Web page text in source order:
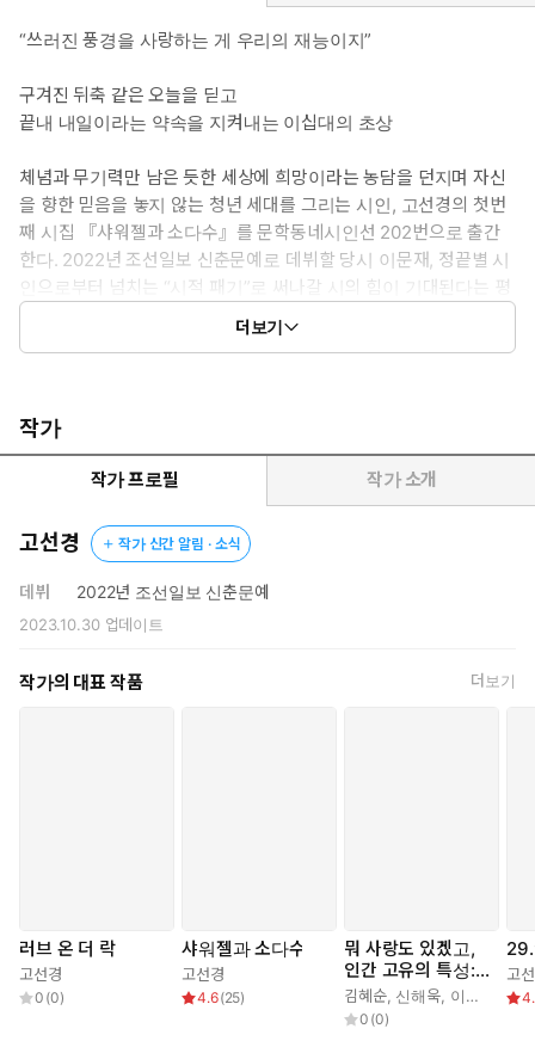
“쓰러진 풍경을 사랑하는 게 우리의 재능이지”
구겨진 뒤축 같은 오늘을 딛고
끝내 내일이라는 약속을 지켜내는 이십대의 초상
체념과 무기력만 남은 듯한 세상에 희망이라는 농담을 던지며 자신
을 향한 믿음을 놓지 않는 청년 세대를 그리는 시인, 고선경의 첫번
째 시집 『샤워젤과 소다수』를 문학동네시인선 202번으로 출간
한다. 2022년 조선일보 신춘문예로 데뷔할 당시 이문재, 정끝별 시
인으로부터 넘치는 “시적 패기”로 써나갈 시의 힘이 기대된다는 평
을 받은 시인은, 이십대의 현실을 핍진하게 그려냄과 동시에 수상
소감에서 밝혔듯 “무궁무진하고 이상한 미래”로 씩씩하게 걸어나가
문화 요소들을 배치해 읽는 이를 공감과 향수로 가득한 시세계 속으
로 끌어들인다. 딴청과도 같은 회상이 끝나고 돌아온 현재는 그러나
지고 또 지는 게임의 연속이다. 시인은 자조적이면서도 능청스러운
유머로 청년들의 고단한 현실을 비틀고, 미지의 내일에 향기롭고 경
쾌한 상상을 덧입힌다. 너머를 상상할 수 있기에 앞으로를 다짐하고,
사랑을 약속하며, 끝없는 소망을 품게 된다는 것을 보여주는 시편들
에서, 새로운 가능성을 꿈꿈으로써 또 한번 오늘을 살아내는 이들의
목소리가 들려오는 듯하다.
어
_「유통기한이 지난 약은 약국에 버려주시면 됩니다」에서
고선경의 시들은 교환일기를 쓰고 무한궤도와 패닉, 다프트 펑크를
더보기
작가
작가 프로필 작가 소개
고선경 작가 신간 알림 · 소식
데뷔 2022년 조선일보 신춘문예
2023.10.30업데이트
작가의 대표 작품 더보기
러브 온 더 락
고선경
0 (0)
샤워젤과 소다수
고선경
4.6(25)
뭐 사랑도 있겠고,
인간 고유의 특성:
SF 시집
김혜순, 신해욱 이제니 김
0 (0)
고